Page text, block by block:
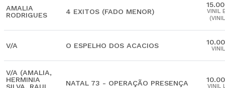
AMALIA
RODRIGUES
4 EXITOS (FADO MENOR)
VINIL
V/A O ESPELHO DOS ACACIOS VINIL
V/A (AMALIA,
HERMINIA
NATAL 73 - OPERAÇÃO PRESENÇA VINIL